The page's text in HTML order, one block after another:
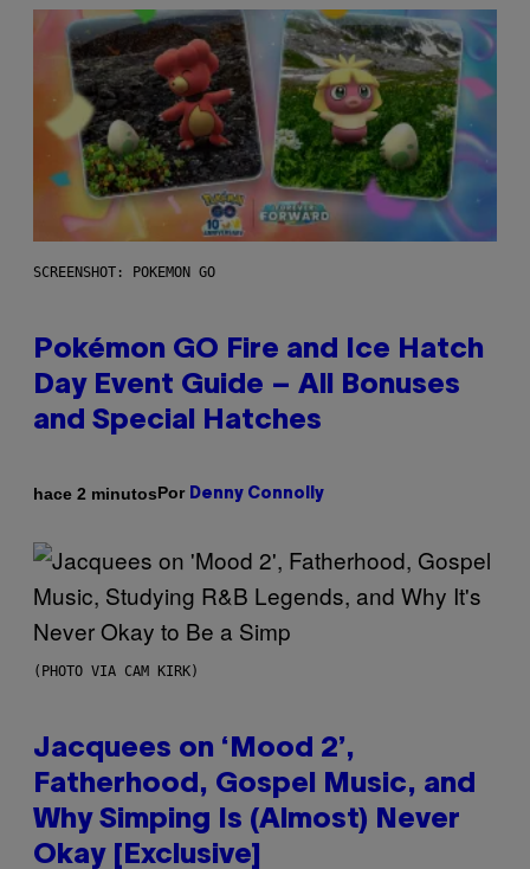
SCREENSHOT: POKEMON GO
Pokémon GO Fire and Ice Hatch
Day Event Guide – All Bonuses
and Special Hatches
hace 2 minutosPor Denny Connolly
(PHOTO VIA CAM KIRK)
Jacquees on ‘Mood 2’,
Fatherhood, Gospel Music, and
Why Simping Is (Almost) Never
Okay [Exclusive]